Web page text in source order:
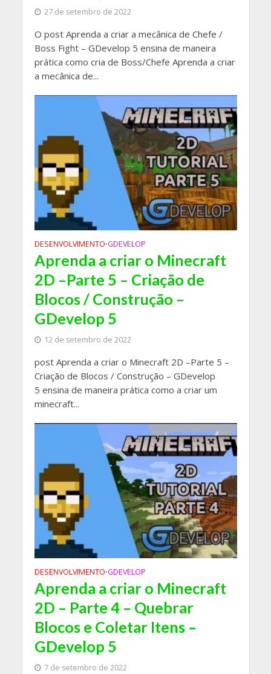
27 de setembro de 2022
O post Aprenda a criar a mecânica de Chefe /
Boss Fight – GDevelop 5 ensina de maneira
prática como cria de Boss/Chefe Aprenda a criar
a mecânica de...
DESENVOLVIMENTO•GDEVELOP
Aprenda a criar o Minecraft
2D –Parte 5 – Criação de
Blocos / Construção –
GDevelop 5
12 de setembro de 2022
post Aprenda a criar o Minecraft 2D –Parte 5 –
Criação de Blocos / Construção – GDevelop
5 ensina de maneira prática como a criar um
minecraft...
DESENVOLVIMENTO•GDEVELOP
Aprenda a criar o Minecraft
2D – Parte 4 – Quebrar
Blocos e Coletar Itens –
GDevelop 5
7 de setembro de 2022